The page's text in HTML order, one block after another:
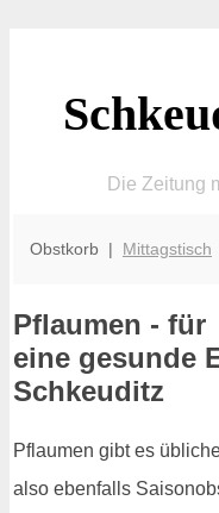
Die Zeitung
Obstkorb | Mittagstisch
Pflaumen - für
eine gesunde
Schkeuditz
Pflaumen gibt es
also ebenfalls